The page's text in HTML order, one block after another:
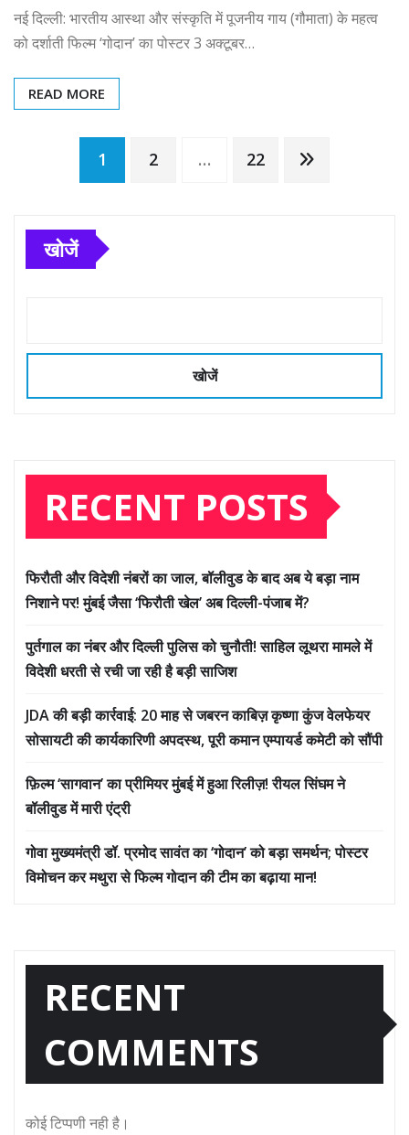
नई दिल्ली: भारतीय आस्था और संस्कृति में पूजनीय गाय (गौमाता) के महत्व
को दर्शाती फिल्म ‘गोदान’ का पोस्टर 3 अक्टूबर…
READ MORE
Posts
pagination
1 2 … 22
खोजें
खोजें
RECENT POSTS
फिरौती और विदेशी नंबरों का जाल, बॉलीवुड के बाद अब ये बड़ा नाम
निशाने पर! मुंबई जैसा ‘फिरौती खेल’ अब दिल्ली-पंजाब में?
पुर्तगाल का नंबर और दिल्ली पुलिस को चुनौती! साहिल लूथरा मामले में
विदेशी धरती से रची जा रही है बड़ी साजिश
JDA की बड़ी कार्रवाई: 20 माह से जबरन काबिज़ कृष्णा कुंज वेलफेयर
सोसायटी की कार्यकारिणी अपदस्थ, पूरी कमान एम्पायर्ड कमेटी को सौंपी
फ़िल्म ‘सागवान’ का प्रीमियर मुंबई में हुआ रिलीज़! रीयल सिंघम ने
बॉलीवुड में मारी एंट्री
गोवा मुख्यमंत्री डॉ. प्रमोद सावंत का ‘गोदान’ को बड़ा समर्थन; पोस्टर
विमोचन कर मथुरा से फिल्म गोदान की टीम का बढ़ाया मान!
RECENT
COMMENTS
कोई टिप्पणी नही है।